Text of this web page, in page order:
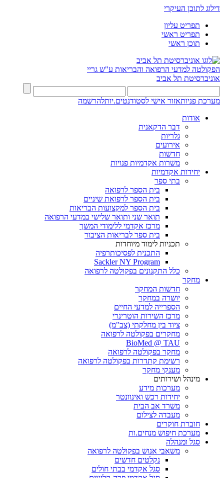
דילוג לתוכן העיקרי
תפריט עליון
תפריט ראשי
תוכן ראשי
הפקולטה למדעי הרפואה והבריאות ע"ש גריי
אוניברסיטת תל אביב
מערכת פניותאזור אישי לסטודנטים.יותלהרשמה
אודות
דבר הדקאנית
גלריות
אירועים
חדשות
משרות אקדמיות פנויות
יחידות אקדמיות
בתי ספר
בית הספר לרפואה
בית הספר לרפואת שיניים
בית הספר למקצועות הבריאות
תואר שני ותואר שלישי במדעי הרפואה
מרכז אקדמי ללימודי המשך
בית ספר לבריאות הציבור
תכניות לימוד מיוחדות
התכנית לפסיכותרפיה
Sackler NY Program
כלל התקנונים בפקולטה לרפואה
מחקר
חדשות המחקר
יושרה במחקר
הספרייה למדעי החיים
מרכז השירות הוטרינרי
ציוד בין מחלקתי (צב"מ)
מחקרים בפקולטה לרפואה
BioMed @ TAU
מחקר בפקולטה לרפואה
רשימת קתדרות בפקולטה לרפואה
מענקי מחקר
מינהל ושירותים
מערכות מידע
יחידות רכש ואינוונטר
משרד אב הבית
מעבדה לצילום
חוברת חוקרים
מערכת חיפוש מנחים.ות
סגל ומנהלה
משאבי אנוש בפקולטה לרפואה
נקלטים חדשים
סגל אקדמי בבתי חולים